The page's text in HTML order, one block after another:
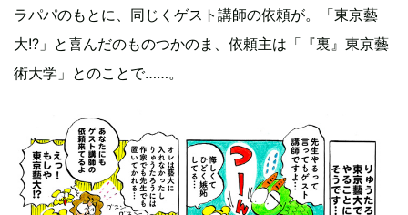
ラパパのもとに、同じくゲスト講師の依頼が。「東京藝
大!?」と喜んだのものつかのま、依頼主は「『裏』東京藝
術大学」とのことで……。